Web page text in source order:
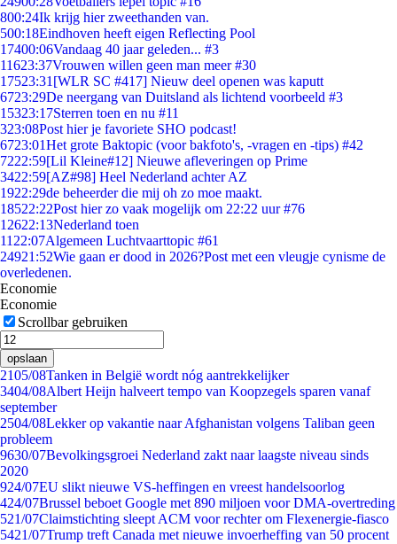
800:24Ik krijg hier zweethanden van.
500:18Eindhoven heeft eigen Reflecting Pool
17400:06Vandaag 40 jaar geleden... #3
11623:37Vrouwen willen geen man meer #30
17523:31 [WLR SC #417] Nieuw deel openen was kaputt
6723:29De neergang van Duitsland als lichtend voorbeeld #3
15323:17Sterren toen en nu #11
323:08Post hier je favoriete SHO podcast!
6723:01Het grote Baktopic (voor bakfoto's, -vragen en -tips) #42
7222:59[Lil Kleine#12] Nieuwe afleveringen op Prime
3422:59[AZ#98] Heel Nederland achter AZ
1922:29de beheerder die mij oh zo moe maakt.
18522:22Post hier zo vaak mogelijk om 22:22 uur #76
12622:13Nederland toen
11 22:07Algemeen Luchtvaarttopic #61
24921:52Wie gaan er dood in 2026?Post met een vleugje cynisme de
overledenen.
Economie
Economie
Scrollbar gebruiken
opslaan
2105/08Tanken in België wordt nóg aantrekkelijker
3404/08Albert Heijn halveert tempo van Koopzegels sparen vanaf
september
2504/08Lekker op vakantie naar Afghanistan volgens Taliban geen
probleem
9630/07Bevolkingsgroei Nederland zakt naar laagste niveau sinds
2020
924/07EU slikt nieuwe VS-heffingen en vreest handelsoorlog
424/07Brussel beboet Google met 890 miljoen voor DMA-overtreding
521/07Claimstichting sleept ACM voor rechter om Flexenergie-fiasco
5421/07Trump treft Canada met nieuwe invoerheffing van 50 procent